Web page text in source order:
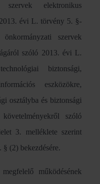
elektronikus
évi L. törvény 5. §-
szervek
szóló 2013. évi L.
biztonsági,
eszközökre,
osztályba és biztonsági
szóló
3. melléklete szerint
(2) bekezdésére.
működésének